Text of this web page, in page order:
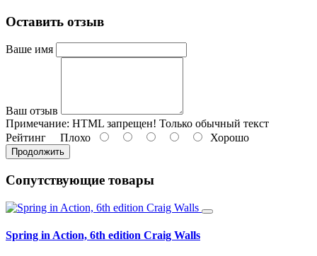
Оставить отзыв
Ваше имя
Ваш отзыв
Примечание: HTML запрещен! Только обычный текст
Рейтинг Плохо Хорошо
Продолжить
Сопутствующие товары
Spring in Action, 6th edition Craig Walls